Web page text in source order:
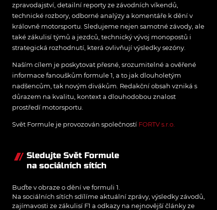
zpravodajství, detailní reporty ze závodních víkendů,
technické rozbory, odborné analýzy a komentáře k dění v
královně motorsportu. Sledujeme nejen samotné závody, ale
také zákulisí týmů a jezdců, technický vývoj monopostů i
strategická rozhodnutí, která ovlivňují výsledky sezóny.
Naším cílem je poskytovat přesné, srozumitelné a ověřené
informace fanouškům formule 1, a to jak dlouholetým
nadšencům, tak novým divákům. Redakční obsah vzniká s
důrazem na kvalitu, kontext a dlouhodobou znalost
prostředí motorsportu.
Svět Formule je provozován společností FORTV s.r.o.
Sledujte Svět Formule
na sociálních sítích
Buďte v obraze o dění ve formuli 1.
Na sociálních sítích sdílíme aktuální zprávy, výsledky závodů,
zajímavosti ze zákulisí F1 a odkazy na nejnovější články ze